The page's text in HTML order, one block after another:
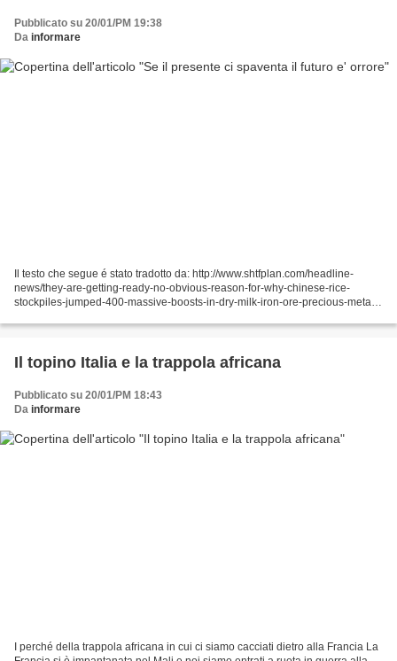
Pubblicato su 20/01/PM 19:38
Da informare
Il testo che segue é stato tradotto da: http://www.shtfplan.com/headline-
news/they-are-getting-ready-no-obvious-reason-for-why-chinese-rice-
stockpiles-jumped-400-massive-boosts-in-dry-milk-iron-ore-precious-metals-
Il topino Italia e la trappola africana
Pubblicato su 20/01/PM 18:43
Da informare
I perché della trappola africana in cui ci siamo cacciati dietro alla Francia La